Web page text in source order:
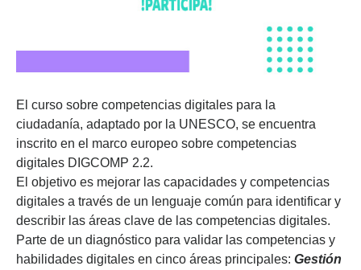
El curso sobre competencias digitales para la
ciudadanía, adaptado por la UNESCO, se encuentra
inscrito en el marco europeo sobre competencias
digitales DIGCOMP 2.2.
El objetivo es mejorar las capacidades y competencias
digitales a través de un lenguaje común para identificar y
describir las áreas clave de las competencias digitales.
Parte de un diagnóstico para validar las competencias y
habilidades digitales en cinco áreas principales: Gestión